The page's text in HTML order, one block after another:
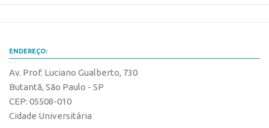
ENDEREÇO:
Av. Prof. Luciano Gualberto, 730
Butantã, São Paulo - SP
CEP: 05508-010
Cidade Universitária